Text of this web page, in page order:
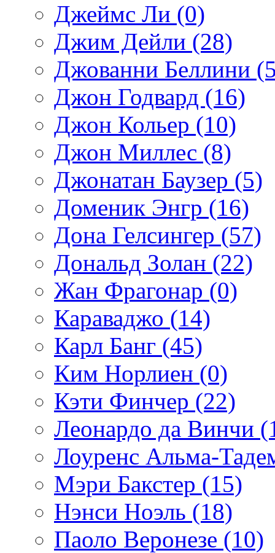
Джеймс Ли (0)
Джим Дейли (28)
Джованни Беллини
Джон Годвард (16)
Джон Кольер (10)
Джон Миллес (8)
Джонатан Баузер (5)
Доменик Энгр (16)
Дона Гелсингер (57)
Дональд Золан (22)
Жан Фрагонар (0)
Караваджо (14)
Карл Банг (45)
Ким Норлиен (0)
Кэти Финчер (22)
Леонардо да Винчи
Лоуренс Альма-
Мэри Бакстер (15)
Нэнси Ноэль (18)
Паоло Веронезе (10)